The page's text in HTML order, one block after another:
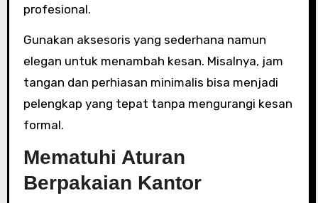
profesional.
Gunakan aksesoris yang sederhana namun
elegan untuk menambah kesan. Misalnya, jam
tangan dan perhiasan minimalis bisa menjadi
pelengkap yang tepat tanpa mengurangi kesan
formal.
Mematuhi Aturan
Berpakaian Kantor